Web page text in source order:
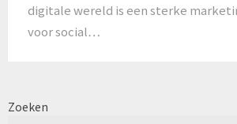
digitale wereld is een sterke
voor social…
Zoeken